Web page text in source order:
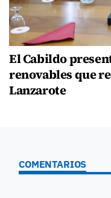
El Cabildo
renovables que
Lanzarote
COMENTARIOS